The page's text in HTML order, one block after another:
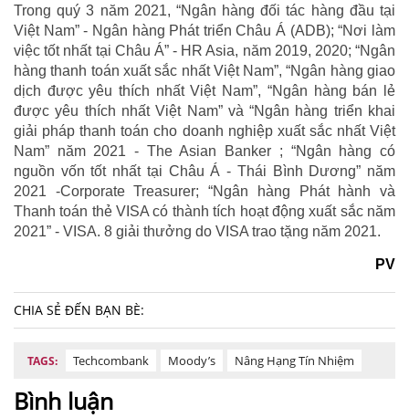
Trong quý 3 năm 2021, “Ngân hàng đối tác hàng đầu tại
Việt Nam” - Ngân hàng Phát triển Châu Á (ADB); “Nơi làm
việc tốt nhất tại Châu Á” - HR Asia, năm 2019, 2020; “Ngân
hàng thanh toán xuất sắc nhất Việt Nam”, “Ngân hàng giao
dịch được yêu thích nhất Việt Nam”, “Ngân hàng bán lẻ
được yêu thích nhất Việt Nam” và “Ngân hàng triển khai
giải pháp thanh toán cho doanh nghiệp xuất sắc nhất Việt
Nam” năm 2021 - The Asian Banker ; “Ngân hàng có
nguồn vốn tốt nhất tại Châu Á - Thái Bình Dương” năm
2021 -Corporate Treasurer; “Ngân hàng Phát hành và
Thanh toán thẻ VISA có thành tích hoạt động xuất sắc năm
2021” - VISA. 8 giải thưởng do VISA trao tặng năm 2021.
PV
CHIA SẺ ĐẾN BẠN BÈ:
TAGS: Techcombank Moody’s Nâng Hạng Tín Nhiệm
Bình luận